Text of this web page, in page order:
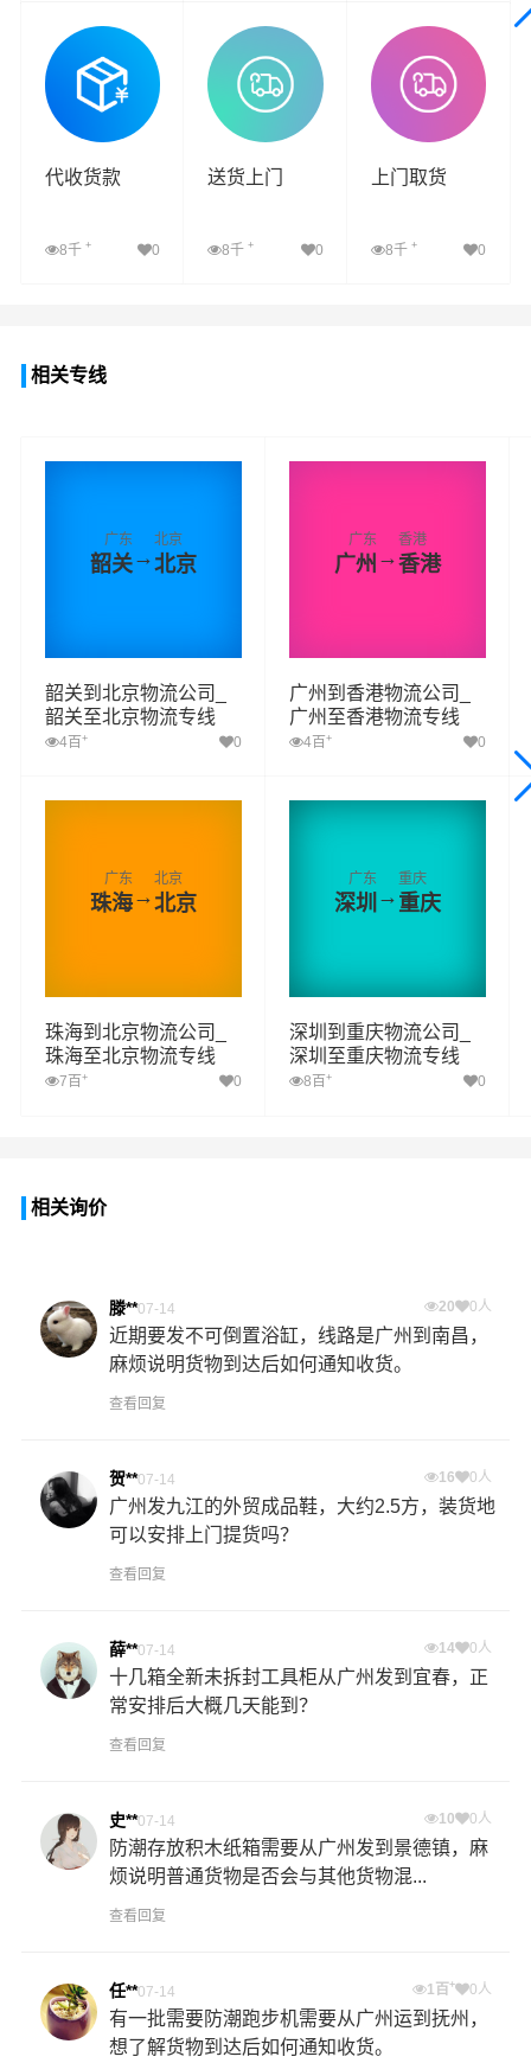
查看详细 查看详细 查看详细
代收货款
8千 + 0
送货上门
8千+ 0
上门取货
8千 + 0
相关专线
广东
韶关→
北京
北京
韶关到北京物流公司_
韶关至北京物流专线
4百 + 0
广东
广州 →
香港
香港
广州到香港物流公司_
广州至香港物流专线
4百 + 0
广东
珠海→
北京
北京
珠海到北京物流公司_
珠海至北京物流专线
7百 + 0
广东
深圳→
重庆
重庆
深圳到重庆物流公司_
深圳至重庆物流专线
8百 + 0
相关询价
滕**07-14 20 0人
近期要发不可倒置浴缸，线路是广州到南昌，
麻烦说明货物到达后如何通知收货。
查看回复
贺**07-14 16 0人
广州发九江的外贸成品鞋，大约2.5方，装货地
可以安排上门提货吗？
查看回复
薛**07-14 14 0人
十几箱全新未拆封工具柜从广州发到宜春，正
常安排后大概几天能到？
查看回复
史**07-14 10 0人
防潮存放积木纸箱需要从广州发到景德镇，麻
烦说明普通货物是否会与其他货物混...
查看回复
任**07-14 1百+ 0人
有一批需要防潮跑步机需要从广州运到抚州，
想了解货物到达后如何通知收货。